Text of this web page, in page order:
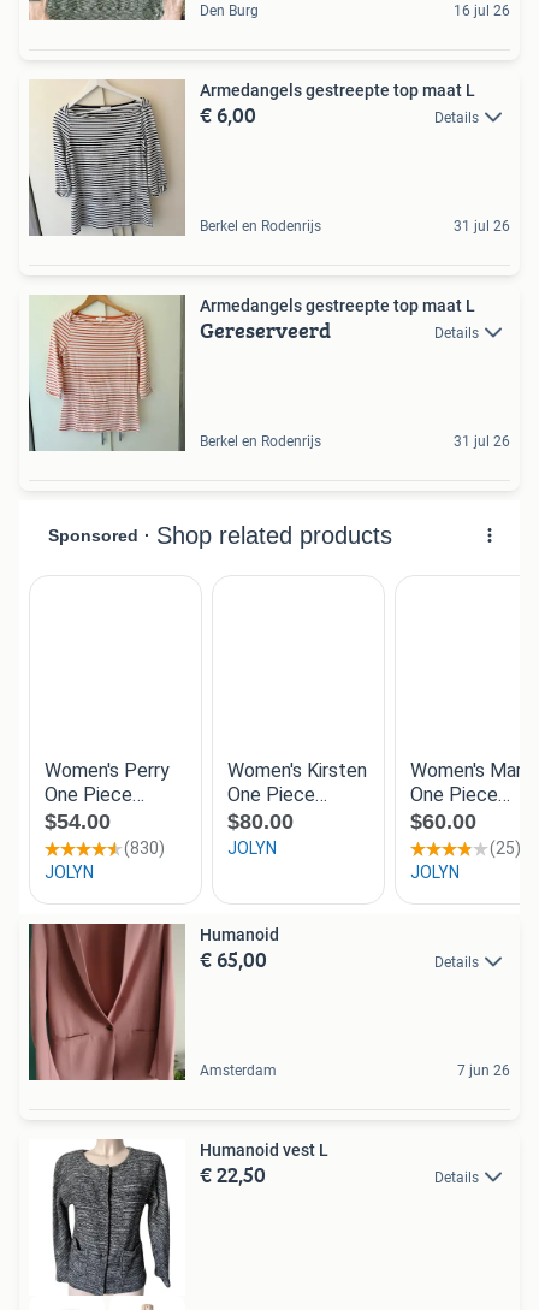
Den Burg 16 jul 26
Armedangels gestreepte top maat L
€ 6,00 Details
Berkel en Rodenrijs 31 jul 26
Armedangels gestreepte top maat L
Gereserveerd Details
Berkel en Rodenrijs 31 jul 26
Humanoid
€ 65,00 Details
Amsterdam 7 jun 26
Humanoid vest L
€ 22,50 Details